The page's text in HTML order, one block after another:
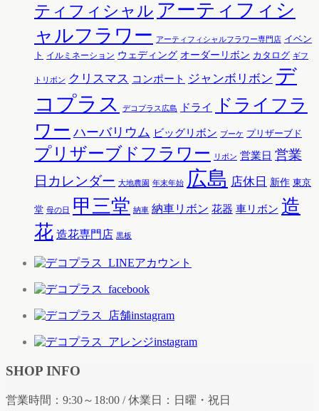
ティフィシャル アーティフィシ
ャルフラワー
アーティフィシャルフラワー専門店 イベン
ト イルミネーション ウェディング オーダーリボン カタログ ギフ
トリボン クリスマス コンポート ジャンボリボン デ
コプラス
デコプラス広島 ドライ
ドライフラ
ワー ハーバリウム ビッグリボン ブーケ プリザーブド
プリザーブドフラワー リボン 営業日 営業
日カレンダー 大地農園 年末年始 広島 店休日 新作 東京
堂 母の日 甲三堂 納車 納車リボン 花器 車リボン 造
花 造花専門店 黒板
SHOP INFO
営業時間：9:30～18:00 / 休業日：日曜・祝日